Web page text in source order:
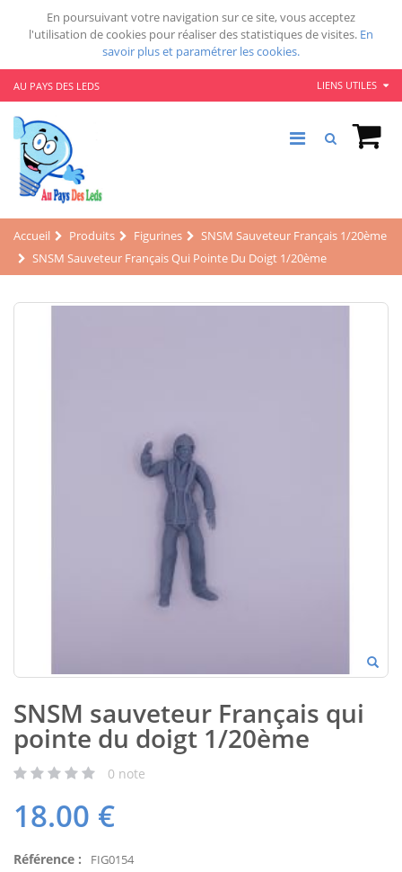
En poursuivant votre navigation sur ce site, vous acceptez
l'utilisation de cookies pour réaliser des statistiques de visites. En
savoir plus et paramétrer les cookies.
AU PAYS DES LEDS LIENS UTILES
Accueil Produits Figurines
SNSM Sauveteur Français 1/20ème
SNSM Sauveteur Français Qui Pointe Du Doigt 1/20ème
SNSM sauveteur Français qui
pointe du doigt 1/20ème
0 note
18.00 €
Référence : FIG0154